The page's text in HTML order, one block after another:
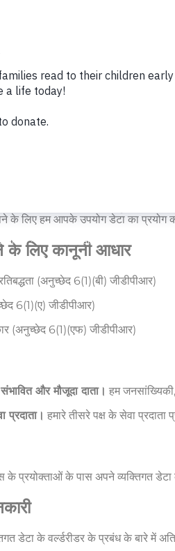
का प्रयोग वर्ल्‍डरीडर ऐप्‍लीकेशनस्‍ के
उन सुविधाओं और
के लिए हम आपके उपयोग डेटा का
के लिए कानूनी आधार
(अनुच्‍छेद 6(1)(बी) जीडीपीआर)
6(1)(ए) जीडीपीआर)
(अनुच्‍छेद 6(1)(एफ) जीडीपीआर)
और मौजूदा दाता। हम
प्रदाता। हमारे तीसरे पक्ष के सेवा
के प्रयोक्‍ताओं के पास अपने व्यक्तिगत
डेटा के वर्ल्‍डरीडर के प्रबंध के बारे में